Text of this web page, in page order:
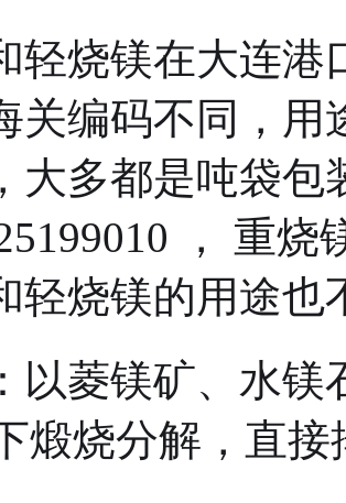
轻烧镁在大连港
关编码不同，
大多都是吨袋包
， 重烧
轻烧镁的用途也
煅烧分解，直